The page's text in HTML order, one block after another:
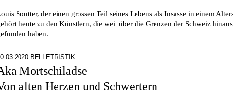
Soutter, der einen grossen Teil seines Lebens als Insasse in einem
heute zu den Künstlern, die weit über die Grenzen der Schweiz
haben.
BELLETRISTIK
Mortschiladse
alten Herzen und Schwertern